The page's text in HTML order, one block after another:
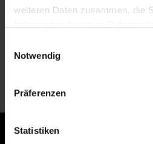
weiteren Daten zusammen, die
Notwendig
Präferenzen
Statistiken